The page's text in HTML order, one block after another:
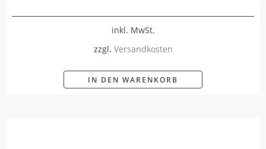
inkl. MwSt.
zzgl. Versandkosten
IN DEN WARENKORB